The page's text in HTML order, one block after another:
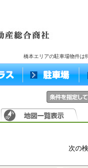
橋本エリアの駐車場物件は
次の